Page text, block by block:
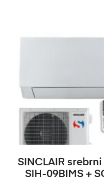
DODAJ
SINCLAIR
SIH-09BIMS +